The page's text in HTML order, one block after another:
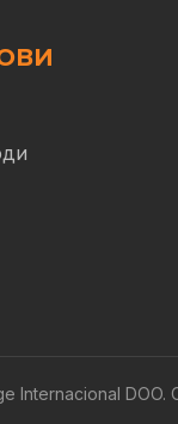
Internacional DOO.